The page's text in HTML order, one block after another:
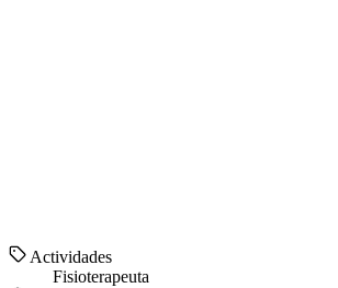
Actividades
Fisioterapeuta